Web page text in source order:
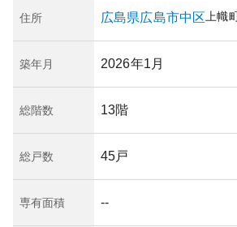
住所 広島県広島市中区 上幟
築年月 2026年1月
総階数 13階
総戸数 45戸
専有面積 --